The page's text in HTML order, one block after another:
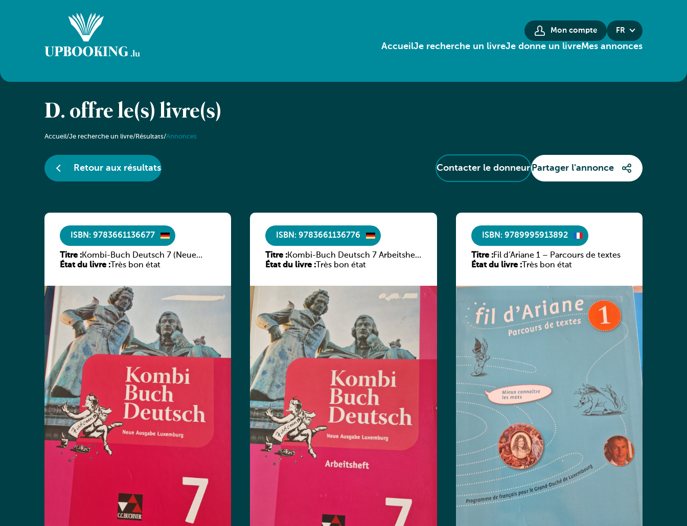
Mon compte FR
AccueilJe recherche un livreJe donne un livreMes annonces
D. offre le(s) livre(s)
Accueil/Je recherche un livre/Résultats/Annonces
Retour aux résultats Contacter le donneur Partager l'annonce
ISBN: 9783661136677
Titre :Kombi-Buch Deutsch 7 (Neue
Ausgabe Luxemburg)
État du livre : Très bon état
ISBN: 9783661136776
Titre :Kombi-Buch Deutsch 7 Arbeitsheft
(Neue Ausgabe Luxemburg)
État du livre : Très bon état
ISBN: 9789995913892
Titre :Fil d’Ariane 1 – Parcours de textes
État du livre :Très bon état